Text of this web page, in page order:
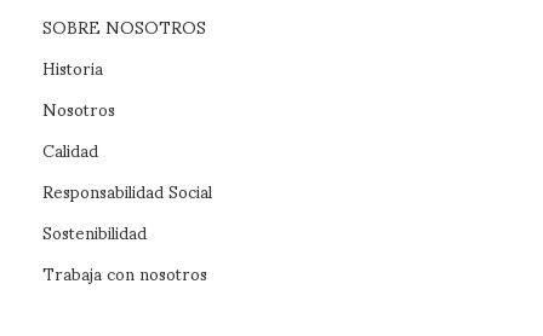
SOBRE NOSOTROS
Historia
Nosotros
Calidad
Responsabilidad Social
Sostenibilidad
Trabaja con nosotros